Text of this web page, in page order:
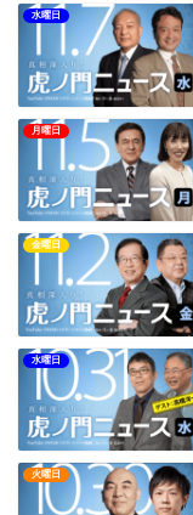
水曜日
月曜日
金曜日
水曜日
火曜日